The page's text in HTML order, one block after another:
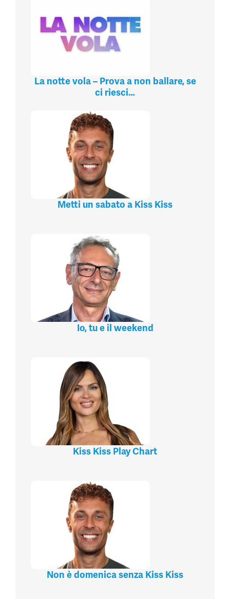
La notte vola – Prova a non ballare, se
ci riesci…
Metti un sabato a Kiss Kiss
Io, tu e il weekend
Kiss Kiss Play Chart
Non è domenica senza Kiss Kiss